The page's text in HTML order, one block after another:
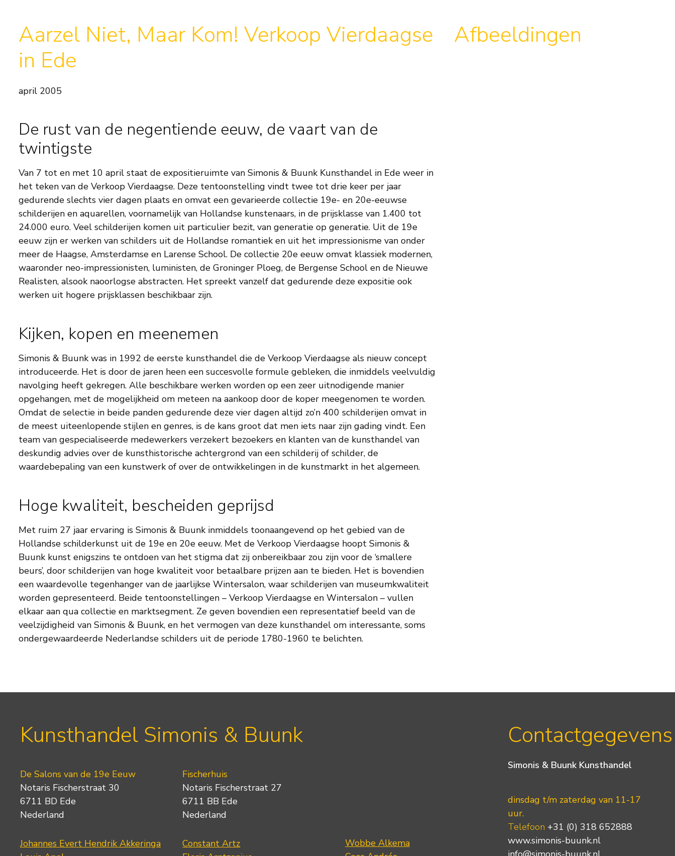
Aarzel Niet, Maar Kom! Verkoop Vierdaagse
in Ede
april 2005
De rust van de negentiende eeuw, de vaart van de
twintigste
Van 7 tot en met 10 april staat de expositieruimte van Simonis & Buunk Kunsthandel in Ede weer in
het teken van de Verkoop Vierdaagse. Deze tentoonstelling vindt twee tot drie keer per jaar
gedurende slechts vier dagen plaats en omvat een gevarieerde collectie 19e- en 20e-eeuwse
schilderijen en aquarellen, voornamelijk van Hollandse kunstenaars, in de prijsklasse van 1.400 tot
24.000 euro. Veel schilderijen komen uit particulier bezit, van generatie op generatie. Uit de 19e
eeuw zijn er werken van schilders uit de Hollandse romantiek en uit het impressionisme van onder
meer de Haagse, Amsterdamse en Larense School. De collectie 20e eeuw omvat klassiek modernen,
waaronder neo-impressionisten, luministen, de Groninger Ploeg, de Bergense School en de Nieuwe
Realisten, alsook naoorlogse abstracten. Het spreekt vanzelf dat gedurende deze expositie ook
werken uit hogere prijsklassen beschikbaar zijn.
Kijken, kopen en meenemen
Simonis & Buunk was in 1992 de eerste kunsthandel die de Verkoop Vierdaagse als nieuw concept
introduceerde. Het is door de jaren heen een succesvolle formule gebleken, die inmiddels veelvuldig
navolging heeft gekregen. Alle beschikbare werken worden op een zeer uitnodigende manier
opgehangen, met de mogelijkheid om meteen na aankoop door de koper meegenomen te worden.
Omdat de selectie in beide panden gedurende deze vier dagen altijd zo’n 400 schilderijen omvat in
de meest uiteenlopende stijlen en genres, is de kans groot dat men iets naar zijn gading vindt. Een
team van gespecialiseerde medewerkers verzekert bezoekers en klanten van de kunsthandel van
deskundig advies over de kunsthistorische achtergrond van een schilderij of schilder, de
waardebepaling van een kunstwerk of over de ontwikkelingen in de kunstmarkt in het algemeen.
Hoge kwaliteit, bescheiden geprijsd
Met ruim 27 jaar ervaring is Simonis & Buunk inmiddels toonaangevend op het gebied van de
Hollandse schilderkunst uit de 19e en 20e eeuw. Met de Verkoop Vierdaagse hoopt Simonis &
Buunk kunst enigszins te ontdoen van het stigma dat zij onbereikbaar zou zijn voor de ‘smallere
beurs’, door schilderijen van hoge kwaliteit voor betaalbare prijzen aan te bieden. Het is bovendien
een waardevolle tegenhanger van de jaarlijkse Wintersalon, waar schilderijen van museumkwaliteit
worden gepresenteerd. Beide tentoonstellingen – Verkoop Vierdaagse en Wintersalon – vullen
elkaar aan qua collectie en marktsegment. Ze geven bovendien een representatief beeld van de
veelzijdigheid van Simonis & Buunk, en het vermogen van deze kunsthandel om interessante, soms
ondergewaardeerde Nederlandse schilders uit de periode 1780-1960 te belichten.
Afbeeldingen
Kunsthandel Simonis & Buunk
De Salons van de 19e Eeuw
Notaris Fischerstraat 30
6711 BD Ede
Nederland
Johannes Evert Hendrik Akkeringa
Fischerhuis
Notaris Fischerstraat 27
6711 BB Ede
Nederland
Constant Artz
Wobbe Alkema
Contactgegevens
Simonis & Buunk Kunsthandel
dinsdag t/m zaterdag van 11-17
uur.
Telefoon +31 (0) 318 652888
www.simonis-buunk.nl